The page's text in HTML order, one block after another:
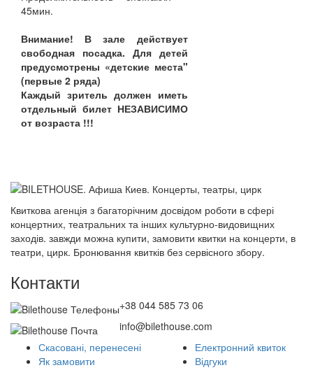
45мин.
Внимание! В зале действует
свободная посадка. Для детей
предусмотрены «детские места"
(первые 2 ряда)
Каждый зритель должен иметь
отдельный билет НЕЗАВИСИМО
от возраста !!!
Квиткова агенція з багаторічним досвідом роботи в сфері
концертних, театральних та інших культурно-видовищних
заходів. завжди можна купити, замовити квитки на концерти, в
театри, цирк. Бронювання квитків без сервісного збору.
Контакти
+38 044 585 73 06
info@bilethouse.com
Скасовані, перенесені
Як замовити
Електронний квиток
Відгуки